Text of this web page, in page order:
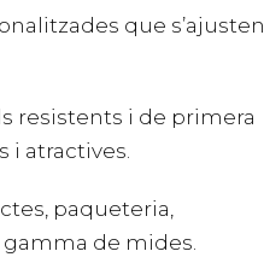
que s’ajusten
resistents i de primera
i atractives.
paqueteria,
de mides.